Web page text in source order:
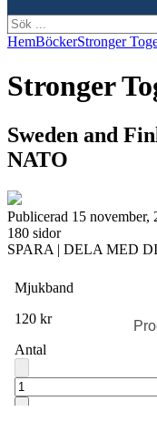
HemBöckerStronger
Stronger
Sweden and
NATO
Publicerad 15 november,
180 sidor
SPARA | DELA MED